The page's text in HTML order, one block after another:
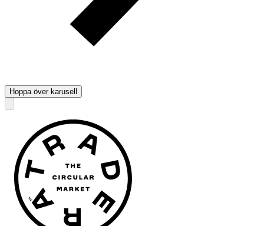
Hoppa över karusell